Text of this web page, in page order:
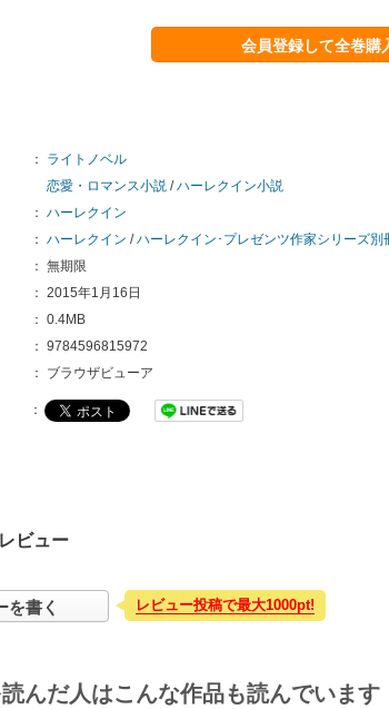
会員登録して全巻購
：
ライトノベル
恋愛・ロマンス小説 /ハーレクイン小説
： ハーレクイン
： ハーレクイン /ハーレクイン･プレゼンツ作家シリーズ別
： 無期限
： 2015年1月16日
： 0.4MB
： 9784596815972
： ブラウザビューア
：
ビュー
を書く レビュー投稿で最大1000pt!
んだ人はこんな作品も読んでいます